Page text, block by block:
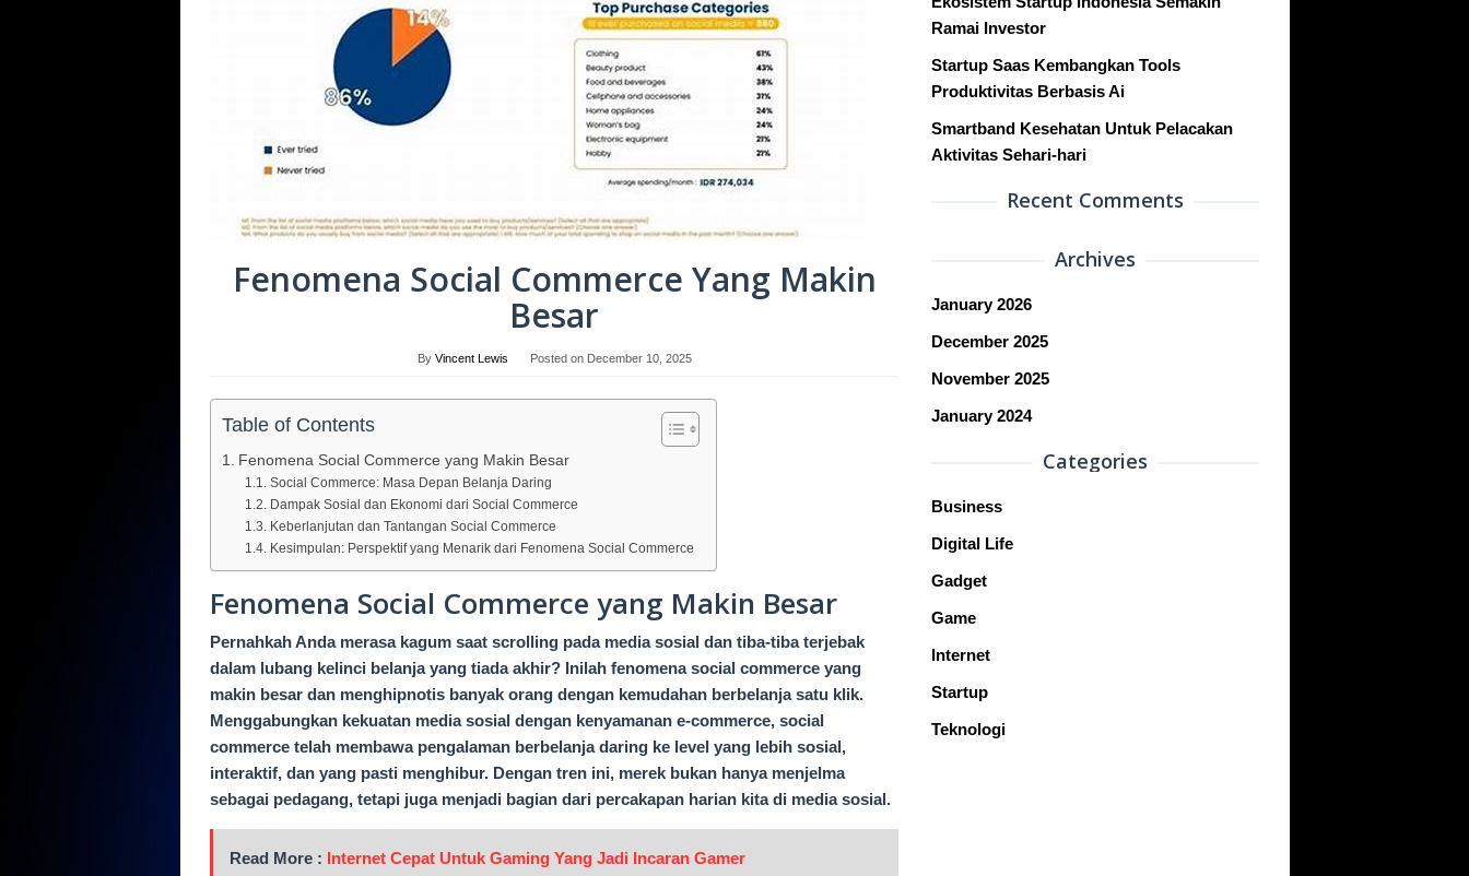
Fenomena Social Commerce Yang Makin
Besar
By Vincent Lewis Posted on December 10, 2025
Table of Contents
Fenomena Social Commerce yang Makin Besar
Social Commerce: Masa Depan Belanja Daring
Dampak Sosial dan Ekonomi dari Social Commerce
Keberlanjutan dan Tantangan Social Commerce
Kesimpulan: Perspektif yang Menarik dari Fenomena Social Commerce
Fenomena Social Commerce yang Makin Besar
Pernahkah Anda merasa kagum saat scrolling pada media sosial dan tiba-tiba terjebak
dalam lubang kelinci belanja yang tiada akhir? Inilah fenomena social commerce yang
makin besar dan menghipnotis banyak orang dengan kemudahan berbelanja satu klik.
Menggabungkan kekuatan media sosial dengan kenyamanan e-commerce, social
commerce telah membawa pengalaman berbelanja daring ke level yang lebih sosial,
interaktif, dan yang pasti menghibur. Dengan tren ini, merek bukan hanya menjelma
sebagai pedagang, tetapi juga menjadi bagian dari percakapan harian kita di media sosial.
Read More : Internet Cepat Untuk Gaming Yang Jadi Incaran Gamer
Ramai Investor
Startup Saas Kembangkan Tools
Produktivitas Berbasis Ai
Smartband Kesehatan Untuk Pelacakan
Aktivitas Sehari-hari
Recent Comments
Archives
January 2026
December 2025
November 2025
January 2024
Categories
Business
Digital Life
Gadget
Game
Internet
Startup
Teknologi